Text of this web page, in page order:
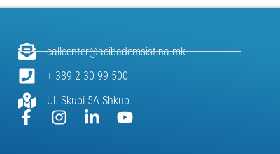
callcenter@acibademsistina.mk
+ 389 2 30 99 500
Ul. Skupi 5A Shkup